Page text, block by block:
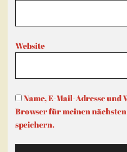
Website
Name, E-Mail-Adresse und
Browser für meinen
speichern.